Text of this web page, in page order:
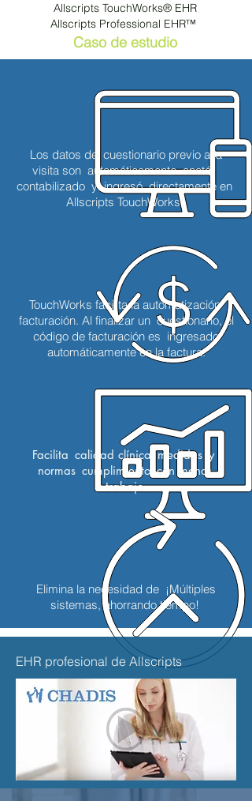
Allscripts TouchWorks® EHR
Allscripts Professional EHR™
Caso de estudio
Los datos del cuestionario previo a la
visita son automáticamente anotó,
contabilizado y ingresó directamente en
Allscripts TouchWorks.
TouchWorks facilita la automatización
facturación. Al finalizar un cuestionario, el
código de facturación es ingresado
automáticamente en la factura.
Facilita calidad clínica medidas y
normas cumplimiento con menos
trabajo.
Elimina la necesidad de ¡Múltiples
sistemas, ahorrando tiempo!
EHR profesional de Allscripts